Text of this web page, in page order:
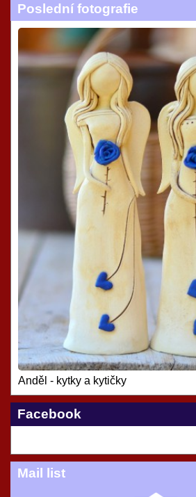
Poslední fotografie
Anděl - kytky a kytičky
Facebook
Mail list